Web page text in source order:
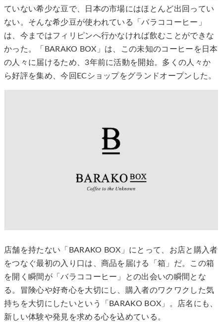
ていない希少な豆で、日本の市場にはほとんど出回ってい
ない。そんな希少豆が使われている「バラココーヒー」
は、今まではフィリピンへ行かなければ飲むことができな
かった。「BARAKO BOX」は、この未知のコーヒーを日本
の人々に届けるため、3年前に活動を開始。多くの人々か
ら好評を集め、今回ECショップをグランドオープンした。
店舗を持たない「BARAKO BOX」にとって、お店と購入者
をつなぐ最初の入り口は、商品を届ける「箱」だ。この箱
を開く瞬間が「バラココーヒー」との出会いの瞬間とな
る。冒険心や好奇心を大切にし、購入者のワクワクした気
持ちを大切にしたいという「BARAKO BOX」。店名にも、
新しい体験や発見を求める心を込めている。